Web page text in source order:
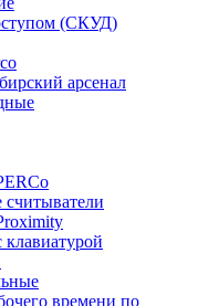
(СКУД)
арсенал
считыватели
времени по